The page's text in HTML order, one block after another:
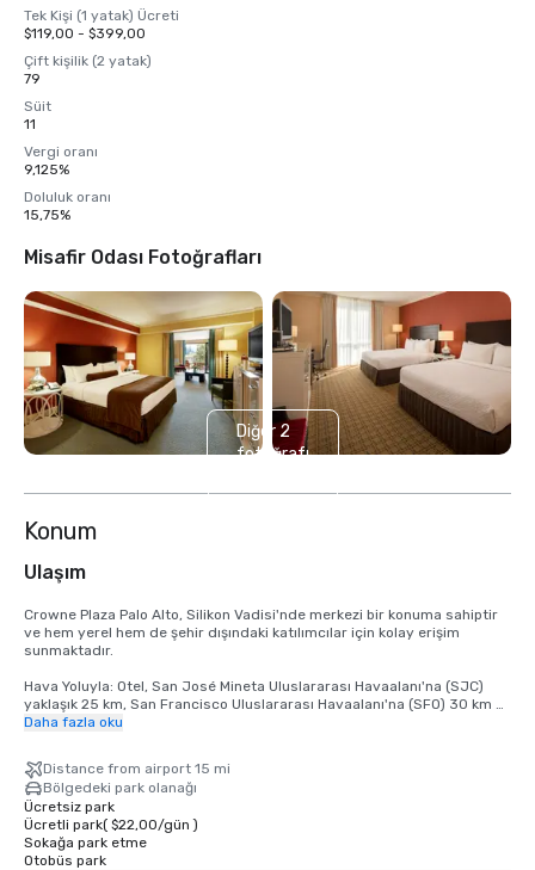
Tek Kişi (1 yatak) Ücreti
$119,00 - $399,00
Çift kişilik (2 yatak)
79
Süit
11
Vergi oranı
9,125%
Doluluk oranı
15,75%
Misafir Odası Fotoğrafları
Diğer 2
fotoğrafı
Konum
Ulaşım
Crowne Plaza Palo Alto, Silikon Vadisi'nde merkezi bir konuma sahiptir
ve hem yerel hem de şehir dışındaki katılımcılar için kolay erişim
sunmaktadır.
Hava Yoluyla: Otel, San José Mineta Uluslararası Havaalanı'na (SJC)
yaklaşık 25 km, San Francisco Uluslararası Havaalanı'na (SFO) 30 km
ve Oakland Uluslararası Havaalanı'na (OAK) 40 km uzaklıktadır. Tüm
Araba ile: Otoyol 101'in hemen dışında elverişli bir konuma sahip olan
otele, Interstate 280 dahil olmak üzere Körfez Bölgesi otoyollarından
kolayca ulaşılabilir. Konuklar tesis bünyesindeki otoparktan
faydalanabilirler.
Daha fazla oku
Distance from airport 15 mi
Bölgedeki park olanağı
Ücretsiz park
Ücretli park( $22,00/gün )
Sokağa park etme
Otobüs park